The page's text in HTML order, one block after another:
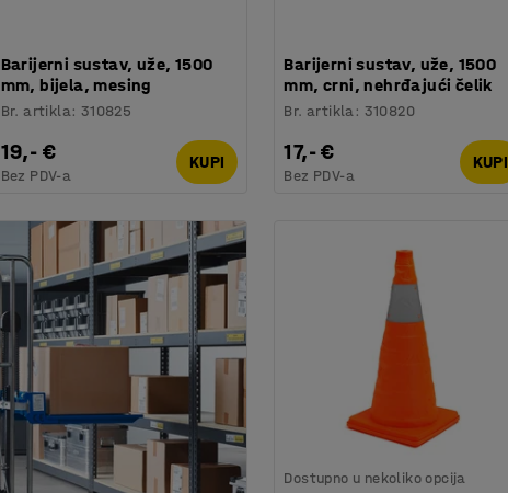
Barijerni sustav, uže, 1500
mm, bijela, mesing
Br. artikla: 310825
19,- €
Bez PDV-a
KUPI
Barijerni sustav, uže, 1500
mm, crni, nehrđajući čelik
Br. artikla: 310820
17,- €
Bez PDV-a
KUPI
Dostupno u nekoliko opcija